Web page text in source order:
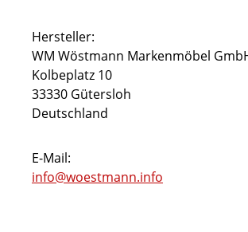
Hersteller:
WM Wöstmann Markenmöbel
Kolbeplatz 10
33330 Gütersloh
Deutschland
E-Mail:
info@woestmann.info